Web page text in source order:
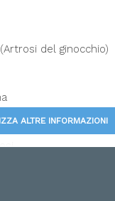
del ginocchio)
ALTRE INFORMAZIONI